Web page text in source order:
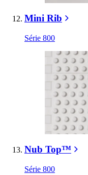
Mini Rib
Série 800
Nub Top™
Série 800